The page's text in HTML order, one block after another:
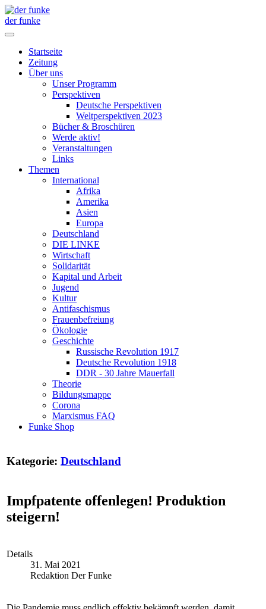
der funke
Startseite
Zeitung
Über uns
Unser Programm
Perspektiven
Deutsche Perspektiven
Weltperspektiven 2023
Bücher & Broschüren
Werde aktiv!
Veranstaltungen
Links
Themen
International
Afrika
Amerika
Asien
Europa
Deutschland
DIE LINKE
Wirtschaft
Solidarität
Kapital und Arbeit
Jugend
Kultur
Antifaschismus
Frauenbefreiung
Ökologie
Geschichte
Russische Revolution 1917
Deutsche Revolution 1918
DDR - 30 Jahre Mauerfall
Theorie
Bildungsmappe
Corona
Marxismus FAQ
Funke Shop
Kategorie: Deutschland
Impfpatente offenlegen! Produktion
steigern!
Details
31. Mai 2021
Redaktion Der Funke